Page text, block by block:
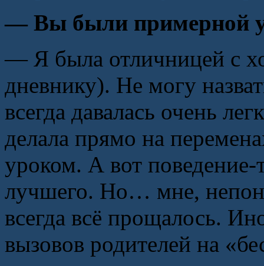
— Вы были примерной
— Я была отличницей с
дневнику). Не могу
всегда давалась очень
делала прямо на
уроком. А вот поведение-
лучшего. Но… мне,
всегда всё прощалось.
вызовов родителей на